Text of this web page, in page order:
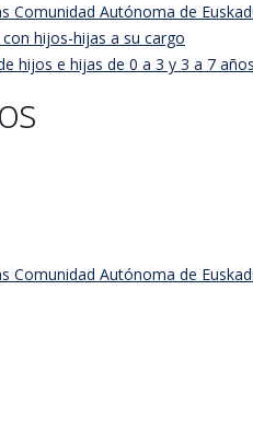
Comunidad Autónoma de Euskadi
hijos-hijas a su cargo
hijos e hijas de 0 a 3 y 3 a 7 años
Comunidad Autónoma de Euskadi